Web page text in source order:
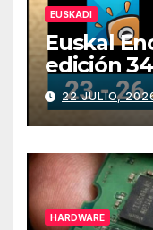
EUSKADI
Euskal
edición
julio
22 JULIO,
HARDWARE